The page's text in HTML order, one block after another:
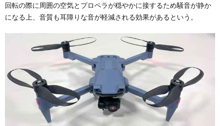
回転の際に周囲の空気とプロペラが穏やかに接するため騒音が静か
になる上、音質も耳障りな音が軽減される効果があるという。